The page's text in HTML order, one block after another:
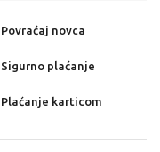
Povraćaj novca
Sigurno plaćanje
Plaćanje karticom